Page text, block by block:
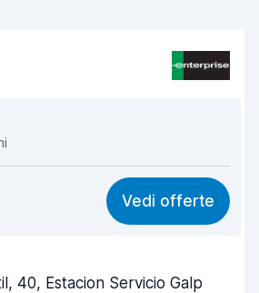
7,3
8,4
Vedi offerte
40, Estacion Servicio Galp